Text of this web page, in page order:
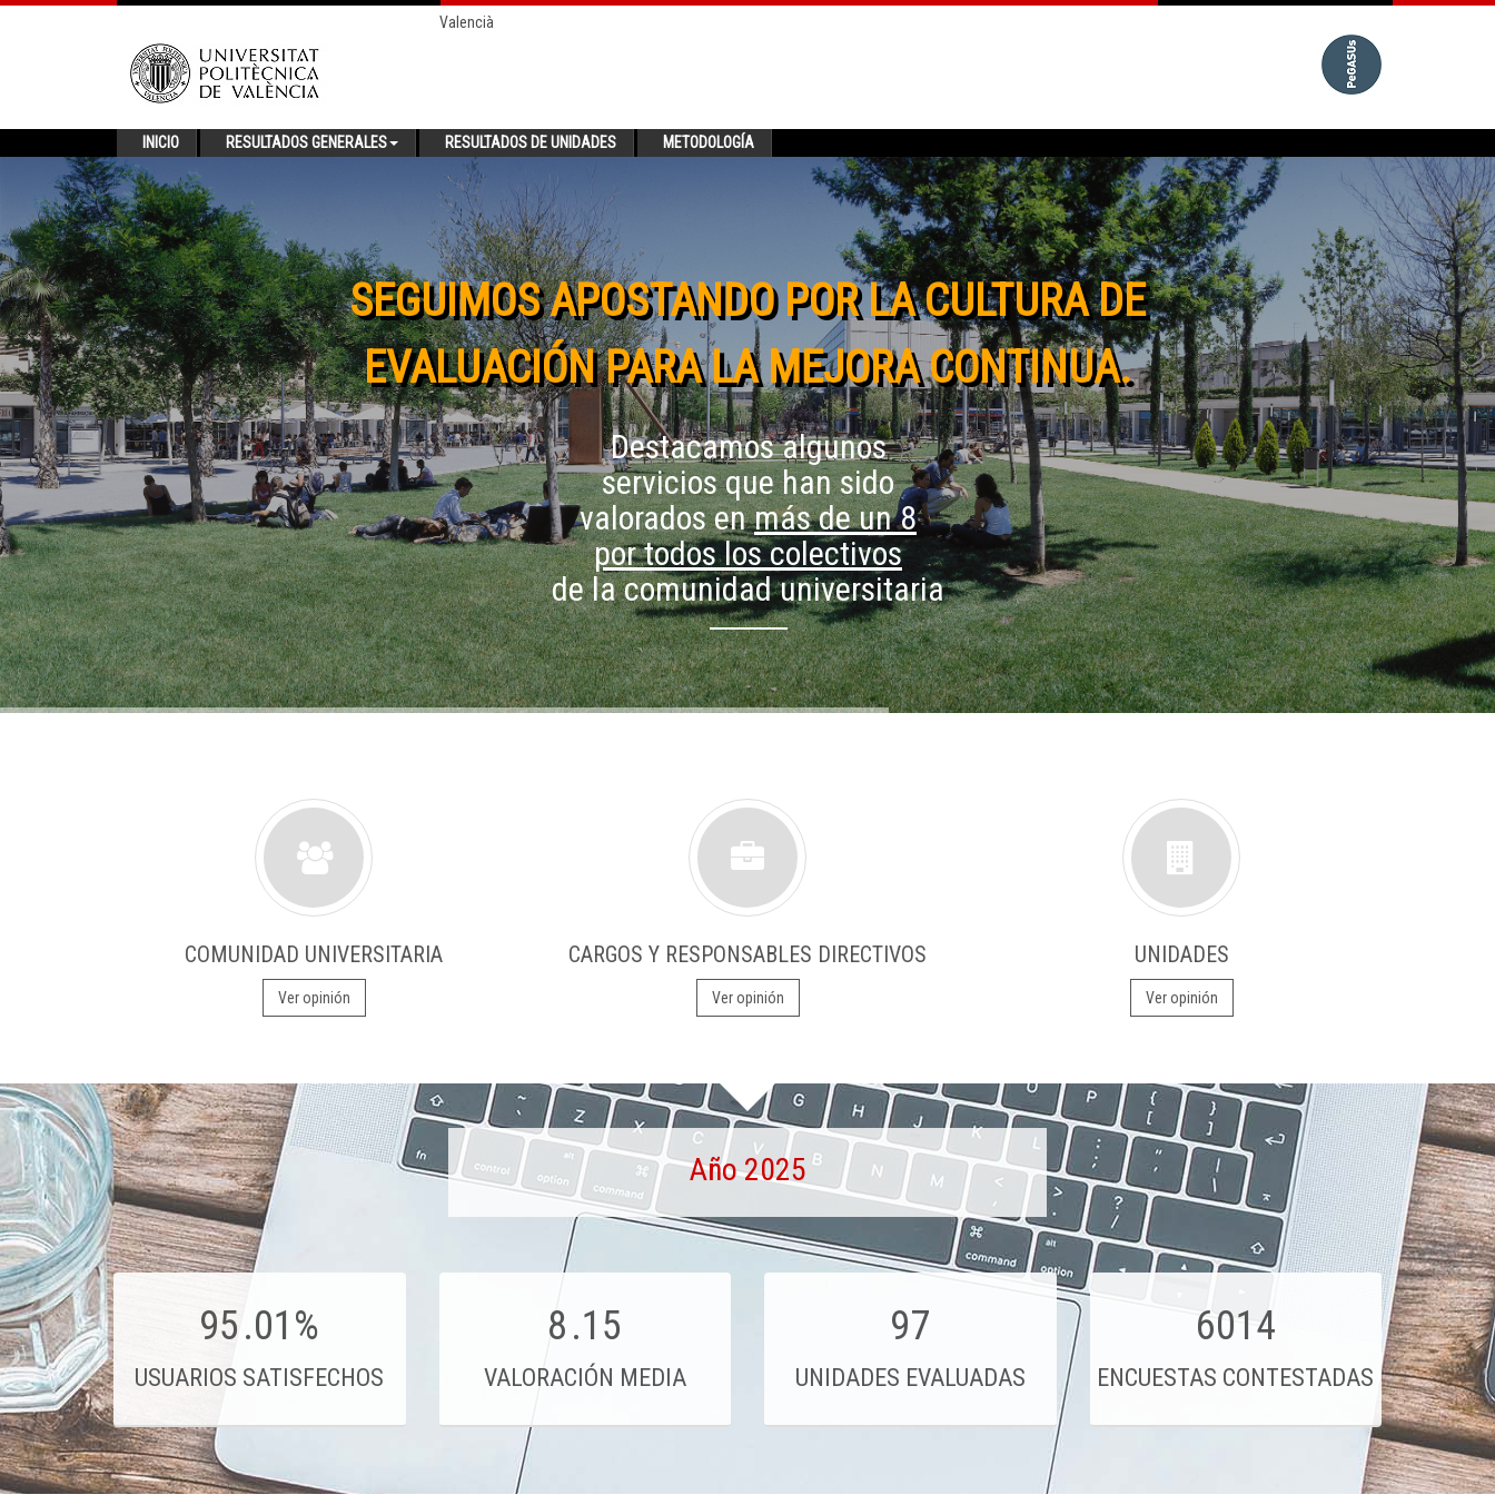
Valencià
INICIO RESULTADOS GENERALES RESULTADOS DE UNIDADES METODOLOGÍA
SEGUIMOS APOSTANDO POR LA CULTURA DE
EVALUACIÓN PARA LA MEJORA CONTINUA.
Destacamos algunos
servicios que han sido
valorados enmás de un 8
por todos los colectivos
de la comunidad universitaria
COMUNIDAD UNIVERSITARIA
Ver opinión
CARGOS Y RESPONSABLES DIRECTIVOS
Ver opinión
UNIDADES
Ver opinión
Año 2025
95.01%
USUARIOS SATISFECHOS
8.15
VALORACIÓN MEDIA
97
UNIDADES EVALUADAS
6014
ENCUESTAS CONTESTADAS